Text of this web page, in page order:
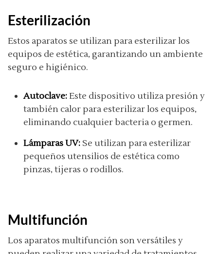
Esterilización
Estos aparatos se utilizan para esterilizar los
equipos de estética, garantizando un ambiente
seguro e higiénico.
Autoclave:Este dispositivo utiliza presión y
también calor para esterilizar los equipos,
eliminando cualquier bacteria o germen.
Lámparas UV: Se utilizan para esterilizar
pequeños utensilios de estética como
pinzas, tijeras o rodillos.
Multifunción
Los aparatos multifunción son versátiles y